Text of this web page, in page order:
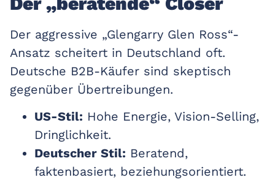
Der aggressive „Glengarry Glen Ross“-
Ansatz scheitert in Deutschland oft.
Deutsche B2B-Käufer sind skeptisch
gegenüber Übertreibungen.
US-Stil: Hohe Energie, Vision-Selling,
Dringlichkeit.
Deutscher Stil: Beratend,
faktenbasiert, beziehungsorientiert.